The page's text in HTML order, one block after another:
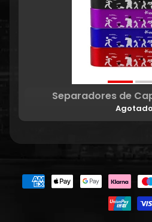
Separadores de
Agotado